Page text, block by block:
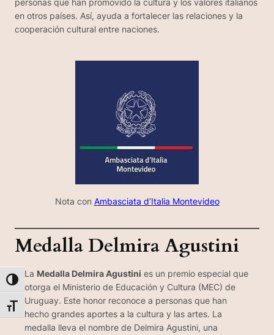
Alternar alto contraste
Alternar tamaño de letra
personas que han promovido la cultura y los valores italianos
en otros países. Así, ayuda a fortalecer las relaciones y la
cooperación cultural entre naciones.
Nota con Ambasciata d’Italia Montevideo
Medalla Delmira Agustini
La Medalla Delmira Agustini es un premio especial que
otorga el Ministerio de Educación y Cultura (MEC) de
Uruguay. Este honor reconoce a personas que han
hecho grandes aportes a la cultura y las artes. La
medalla lleva el nombre de Delmira Agustini, una